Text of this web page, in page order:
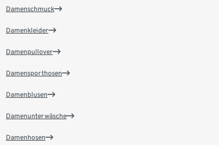
Damenschmuck
Damenkleider
Damenpullover
Damensporthosen
Damenblusen
Damenunterwäsche
Damenhosen